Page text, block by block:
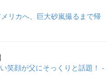
リカへ、巨大砂嵐撮るまで帰
笑顔が父にそっくりと話題！ -